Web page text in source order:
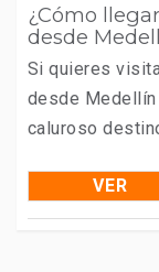
¿Cómo
desde
Si quieres
desde
caluroso
VER